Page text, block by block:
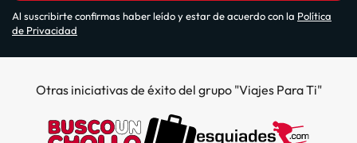
Al suscribirte confirmas haber leído y estar de acuerdo con la Política
de Privacidad
Otras iniciativas de éxito del grupo "Viajes Para Ti"